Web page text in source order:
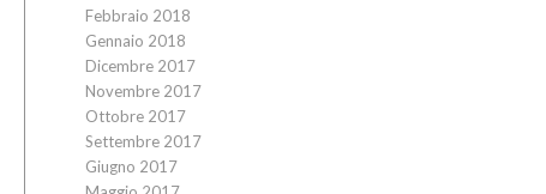
Febbraio 2018
Gennaio 2018
Dicembre 2017
Novembre 2017
Ottobre 2017
Settembre 2017
Giugno 2017